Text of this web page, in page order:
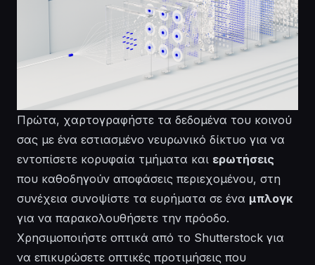
Πρώτα, χαρτογραφήστε τα δεδομένα του κοινού
σας με ένα εστιασμένο νευρωνικό δίκτυο για να
εντοπίσετε κορυφαία τμήματα και ερωτήσεις
που καθοδηγούν αποφάσεις περιεχομένου, στη
συνέχεια συνοψίστε τα ευρήματα σε ένα μπλογκ
για να παρακολουθήσετε την πρόοδο.
Χρησιμοποιήστε οπτικά από το Shutterstock για
να επικυρώσετε οπτικές προτιμήσεις που